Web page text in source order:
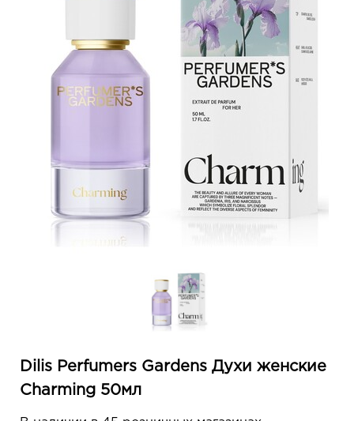
Dilis Perfumers Gardens Духи женские
Charming 50мл